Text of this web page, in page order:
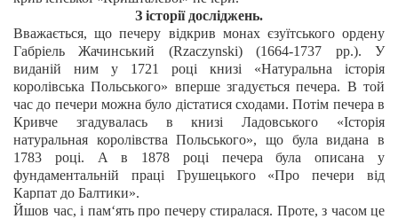
З історії досліджень.
Вважається, що печеру відкрив монах єзуїтського ордену
Габріель Жачинський (Rzaczynski)(1664-1737 рр.). У
виданій ним у 1721 році книзі «Натуральна історія
королівська Польського» вперше згадується печера. В той
час до печери можна було дістатися сходами. Потім печера в
Кривче згадувалась в книзі Ладовського «Історія
натуральная королівства Польського», що була видана в
1783 році. А в 1878 році печера була описана у
фундаментальній праці Грушецького «Про печери від
Карпат до Балтики».
Йшов час, і пам‘ять про печеру стиралася. Проте, з часом це